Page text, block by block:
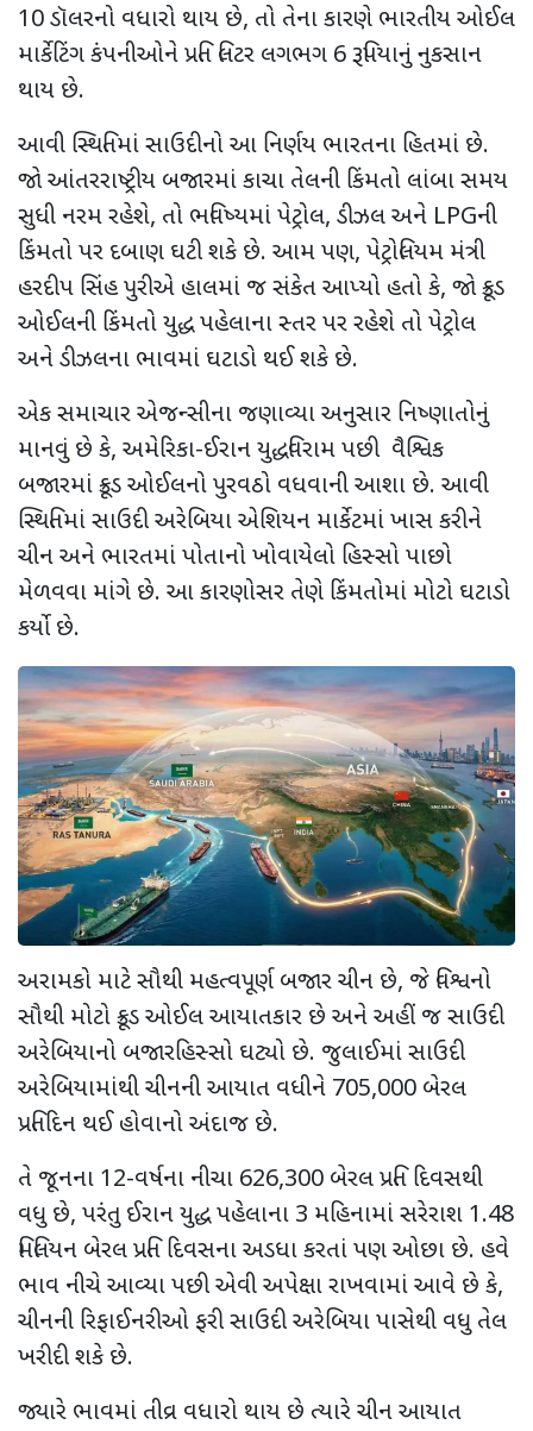
10ડૉલરનો વધારો થાય છે, તો તેના કારણે ભારતીય ઓઈલ
માર્કેટિંગ કંપનીઓને પ્રતિ લિટર લગભગ 6રૂપિયાનું નુકસાન
થાય છે.
આવી સ્થિતિમાં સાઉદીનો આ નિર્ણય ભારતના હિતમાં છે.
જો આંતરરાષ્ટ્રીય બજારમાં કાચા તેલની કિંમતો લાંબા સમય
સુધી નરમ રહેશે, તો ભવિષ્યમાં પેટ્રોલ, ડીઝલ અને LPGની
કિંમતો પર દબાણ ઘટી શકે છે. આમ પણ, પેટ્રોલિયમ મંત્રી
હરદીપ સિંહ પુરીએ હાલમાં જ સંકેત આપ્યો હતો કે, જો ક્રૂડ
ઓઈલની કિંમતો યુદ્ધ પહેલાના સ્તર પર રહેશે તો પેટ્રોલ
અને ડીઝલના ભાવમાં ઘટાડો થઈ શકે છે.
એક સમાચાર એજન્સીના જણાવ્યા અનુસાર નિષ્ણાતોનું
માનવું છે કે, અમેરિકા-ઈરાન યુદ્ધવિરામ પછી વૈશ્વિક
બજારમાં ક્રૂડ ઓઈલનો પુરવઠો વધવાની આશા છે. આવી
સ્થિતિમાં સાઉદી અરેબિયા એશિયન માર્કેટમાં ખાસ કરીને
ચીન અને ભારતમાં પોતાનો ખોવાયેલો હિસ્સો પાછો
મેળવવા માંગે છે. આ કારણોસર તેણે કિંમતોમાં મોટો ઘટાડો
કર્યો છે.
અરામકો માટે સૌથી મહત્વપૂર્ણ બજાર ચીન છે, જે વિશ્વનો
સૌથી મોટો ક્રૂડ ઓઈલ આયાતકાર છે અને અહીં જ સાઉદી
અરેબિયાનો બજારહિસ્સો ઘટ્યો છે. જુલાઈમાં સાઉદી
અરેબિયામાંથી ચીનની આયાત વધીને 705,000 બેરલ
પ્રતિદિન થઈ હોવાનો અંદાજ છે.
તે જૂનના 12-વર્ષના નીચા 626,300 બેરલ પ્રતિ દિવસથી
વધુ છે, પરંતુ ઈરાન યુદ્ધ પહેલાના 3 મહિનામાં સરેરાશ 1.48
મિલિયન બેરલ પ્રતિ દિવસના અડધા કરતાં પણ ઓછા છે. હવે
ભાવ નીચે આવ્યા પછી એવી અપેક્ષા રાખવામાં આવે છે કે,
ચીનની રિફાઈનરીઓ ફરી સાઉદી અરેબિયા પાસેથી વધુ તેલ
ખરીદી શકે છે.
જ્યારે ભાવમાં તીવ્ર વધારો થાય છે ત્યારે ચીન આયાત